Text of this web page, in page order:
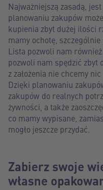
Najważniejszą zasadą,
planowaniu zakupów
kupienia zbyt dużej ilości
mamy ochotę,
Lista pozwoli nam
pozwoli nam spędzić zbyt
z założenia nie chcemy
Dzięki planowaniu
zakupów do realnych
żywności, a także
co mamy wypisane,
mogło jeszcze przydać.
Zabierz swoje
własne